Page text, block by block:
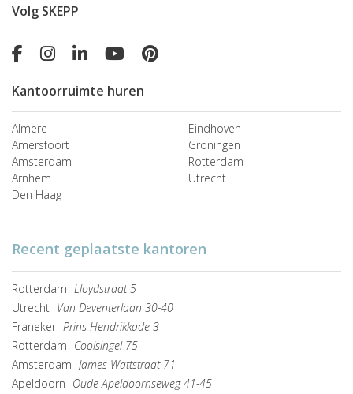
Volg SKEPP
Kantoorruimte huren
Almere
Amersfoort
Amsterdam
Arnhem
Den Haag
Eindhoven
Groningen
Rotterdam
Utrecht
Recent geplaatste kantoren
Rotterdam Lloydstraat 5
Utrecht Van Deventerlaan 30-40
Franeker Prins Hendrikkade 3
Rotterdam Coolsingel 75
Amsterdam James Wattstraat 71
Apeldoorn Oude Apeldoornseweg 41-45